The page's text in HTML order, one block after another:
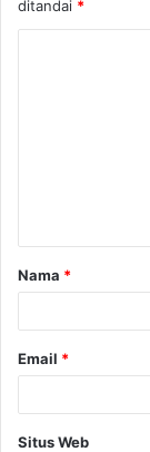
ditandai *
a
r
Nama *
Email *
Situs Web